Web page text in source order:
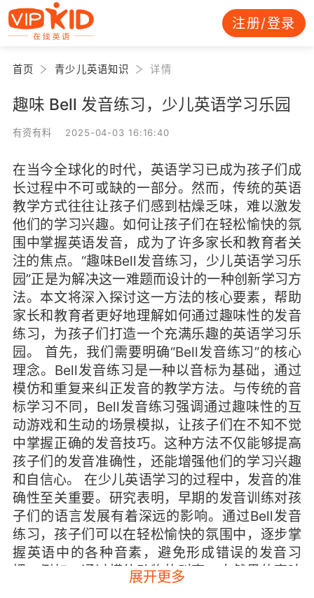
注册/登录
首页 青少儿英语知识 详情
趣味 Bell 发音练习，少儿英语学习乐园
有资有料 2025-04-03 16:16:40
在当今全球化的时代，英语学习已成为孩子们成
长过程中不可或缺的一部分。然而，传统的英语
教学方式往往让孩子们感到枯燥乏味，难以激发
他们的学习兴趣。如何让孩子们在轻松愉快的氛
围中掌握英语发音，成为了许多家长和教育者关
注的焦点。“趣味Bell发音练习，少儿英语学习乐
园”正是为解决这一难题而设计的一种创新学习方
法。本文将深入探讨这一方法的核心要素，帮助
家长和教育者更好地理解如何通过趣味性的发音
练习，为孩子们打造一个充满乐趣的英语学习乐
园。 首先，我们需要明确“Bell发音练习”的核心
理念。Bell发音练习是一种以音标为基础，通过
模仿和重复来纠正发音的教学方法。与传统的音
标学习不同，Bell发音练习强调通过趣味性的互
动游戏和生动的场景模拟，让孩子们在不知不觉
中掌握正确的发音技巧。这种方法不仅能够提高
孩子们的发音准确性，还能增强他们的学习兴趣
和自信心。 在少儿英语学习的过程中，发音的准
确性至关重要。研究表明，早期的发音训练对孩
子们的语言发展有着深远的影响。通过Bell发音
练习，孩子们可以在轻松愉快的氛围中，逐步掌
握英语中的各种音素，避免形成错误的发音习
惯。例如，通过模仿动物的叫声、自然界的声响
等，孩子们可以更好地理解和记忆不同音标的发
展开更多